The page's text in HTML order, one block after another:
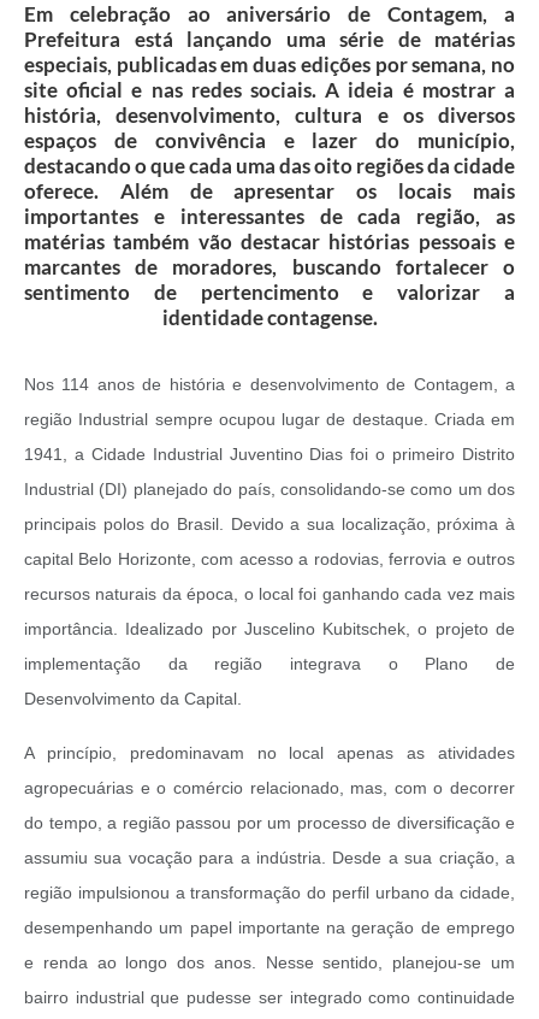
Em celebração ao aniversário de Contagem, a
Prefeitura está lançando uma série de matérias
especiais, publicadas em duas edições por semana, no
site oficial e nas redes sociais. A ideia é mostrar a
história, desenvolvimento, cultura e os diversos
espaços de convivência e lazer do município,
destacando o que cada uma das oito regiões da cidade
oferece. Além de apresentar os locais mais
importantes e interessantes de cada região, as
matérias também vão destacar histórias pessoais e
marcantes de moradores, buscando fortalecer o
sentimento de pertencimento e valorizar a
identidade contagense.
Nos 114 anos de história e desenvolvimento de Contagem, a
região Industrial sempre ocupou lugar de destaque. Criada em
1941, a Cidade Industrial Juventino Dias foi o primeiro Distrito
Industrial (DI) planejado do país, consolidando-se como um dos
principais polos do Brasil. Devido a sua localização, próxima à
capital Belo Horizonte, com acesso a rodovias, ferrovia e outros
recursos naturais da época, o local foi ganhando cada vez mais
importância. Idealizado por Juscelino Kubitschek, o projeto de
implementação da região integrava o Plano de
Desenvolvimento da Capital.
A princípio, predominavam no local apenas as atividades
agropecuárias e o comércio relacionado, mas, com o decorrer
do tempo, a região passou por um processo de diversificação e
assumiu sua vocação para a indústria. Desde a sua criação, a
região impulsionou a transformação do perfil urbano da cidade,
desempenhando um papel importante na geração de emprego
e renda ao longo dos anos. Nesse sentido, planejou-se um
bairro industrial que pudesse ser integrado como continuidade